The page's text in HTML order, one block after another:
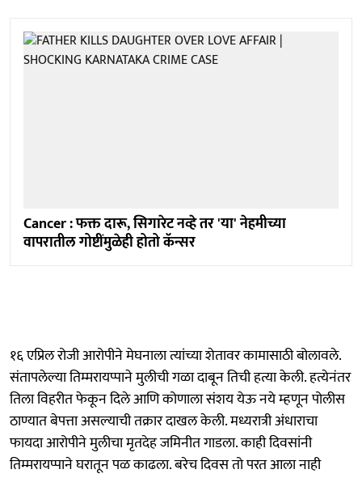
Cancer : फक्त दारू, सिगारेट नव्हे तर 'या' नेहमीच्या
वापरातील गोष्टींमुळेही होतो कॅन्सर
१६ एप्रिल रोजी आरोपीने मेघनाला त्यांच्या शेतावर कामासाठी बोलावले.
संतापलेल्या तिम्मरायप्पाने मुलीची गळा दाबून तिची हत्या केली. हत्येनंतर
तिला विहरीत फेकून दिले आणि कोणाला संशय येऊ नये म्हणून पोलीस
ठाण्यात बेपत्ता असल्याची तक्रार दाखल केली. मध्यरात्री अंधाराचा
फायदा आरोपीने मुलीचा मृतदेह जमिनीत गाडला. काही दिवसांनी
तिम्मरायप्पाने घरातून पळ काढला. बरेच दिवस तो परत आला नाही